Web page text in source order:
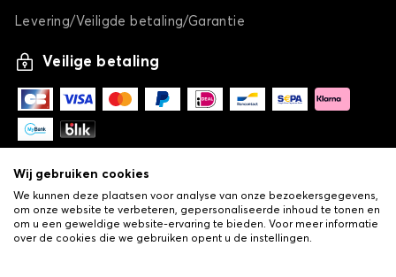
Levering/Veiligde betaling/Garantie
Veilige betaling
Wij gebruiken cookies
We kunnen deze plaatsen voor analyse van onze bezoekersgegevens,
om onze website te verbeteren, gepersonaliseerde inhoud te tonen en
om u een geweldige website-ervaring te bieden. Voor meer informatie
over de cookies die we gebruiken opent u de instellingen.